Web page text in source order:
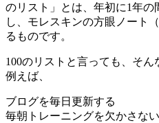
のリスト」とは、年初に1年の
し、モレスキンの方眼ノート
るものです。
100のリストと言っても、そん
例えば、
ブログを毎日更新する
毎朝トレーニングを欠かさない